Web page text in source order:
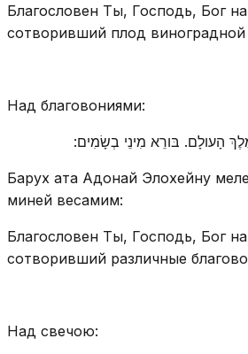
Благословен Ты, Господь, Бог
сотворивший плод виноградной
Над благовониями:
הָעולָם. בּורֵא מִינֵי בְשָׂמִים:
Барух ата Адонай Элохейну
миней весамим:
Благословен Ты, Господь, Бог
сотворивший различные
Над свечою: